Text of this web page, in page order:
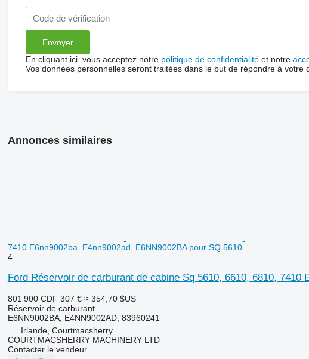
En cliquant ici, vous acceptez notre politique de confidentialitéet notre
Vos données personnelles seront traitées dans le but de répondre à votre
Annonces similaires
7410 E6nn9002ba, E4nn9002ad, E6NN9002BA pour SQ 5610
4
Ford Réservoir de carburant de cabine Sq 5610, 6610, 6810, 7410
801 900 CDF 307 € ≈ 354,70 $US
Réservoir de carburant
E6NN9002BA, E4NN9002AD, 83960241
Irlande, Courtmacsherry
COURTMACSHERRY MACHINERY LTD
Contacter le vendeur